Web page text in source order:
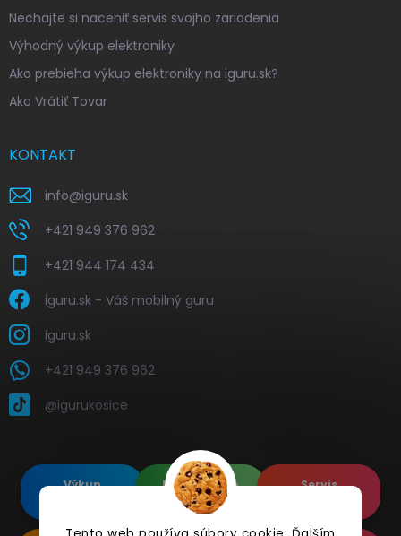
Nechajte si naceniť servis svojho zariadenia
Výhodný výkup elektroniky
Ako prebieha výkup elektroniky na iguru.sk?
Ako Vrátiť Tovar
KONTAKT
info@iguru.sk
+421 949 376 962
+421 944 174 434
iguru.sk - Váš mobilný guru
iguru.sk
+421 949 376 962
@igurukosice
Výkup
Renovované
Apple's
Servis